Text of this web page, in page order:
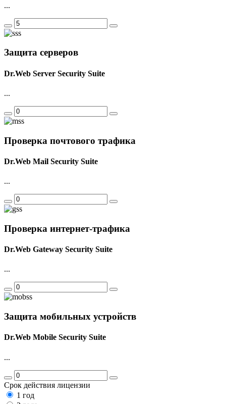
...
Защита серверов
Dr.Web Server Security Suite
...
Проверка почтового трафика
Dr.Web Mail Security Suite
...
Проверка интернет-трафика
Dr.Web Gateway Security Suite
...
Защита мобильных устройств
Dr.Web Mobile Security Suite
...
Срок действия лицензии
1 год